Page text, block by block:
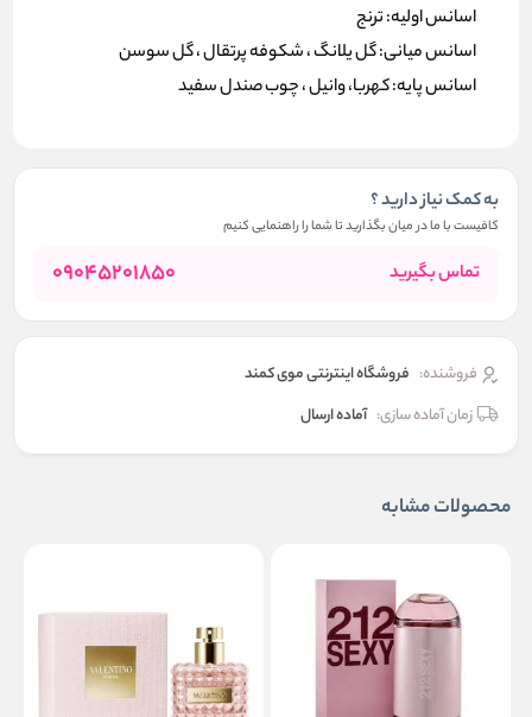
اسانس اولیه: ترنج
اسانس میانی: گل یلانگ ، شکوفه پرتقال ، گل سوسن
اسانس پایه: کهربا، وانیل ، چوب صندل سفید
به کمک نیاز دارید ؟
کافیست با ما در میان بگذارید تا شما را راهنمایی کنیم
تماس بگیرید 09045201850
فروشنده: فروشگاه اینترنتی موی کمند
زمان آماده سازی: آماده ارسال
محصولات مشابه